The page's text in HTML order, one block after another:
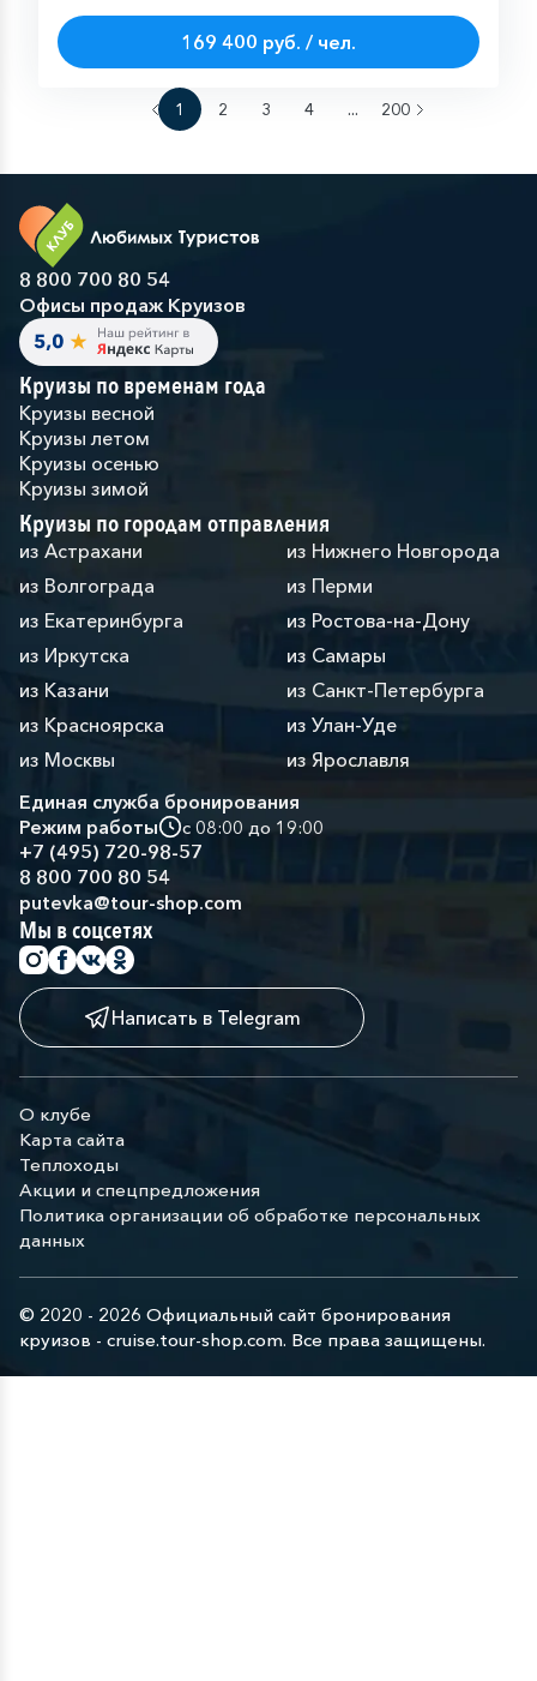
169 400 руб. / чел.
1 2 3 4 ... 200
8 800 700 80 54
Офисы продаж Круизов
Круизы по временам года
Круизы весной
Круизы летом
Круизы осенью
Круизы зимой
Круизы по городам отправления
из Астрахани
из Волгограда
из Екатеринбурга
из Иркутска
из Казани
из Красноярска
из Москвы
из Нижнего Новгорода
из Перми
из Ростова-на-Дону
из Самары
из Санкт-Петербурга
из Улан-Уде
из Ярославля
Единая служба бронирования
Режим работы
с 08:00 до 19:00
+7 (495) 720-98-57
8 800 700 80 54
putevka@tour-shop.com
Мы в соцсетях
Написать в Telegram
О клубе
Карта сайта
Теплоходы
Акции и спецпредложения
Политика организации об обработке персональных
данных
© 2020 - 2026 Официальный сайт бронирования
круизов - cruise.tour-shop.com. Все права защищены.